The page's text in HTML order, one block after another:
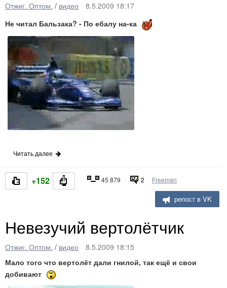
Отжиг. Оптом. / видео
8.5.2009 18:17
Не читал Бальзака? - По ебалу на-ка
Читать далее
+152 45 879 2 Freeman
репост в VK
Невезучий вертолётчик
Отжиг. Оптом. / видео
8.5.2009 18:15
Мало того что вертолёт дали гнилой, так ещё и свои
добивают